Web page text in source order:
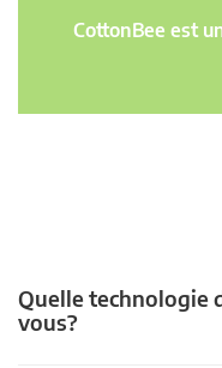
CottonBee est
Quelle technologie
vous?